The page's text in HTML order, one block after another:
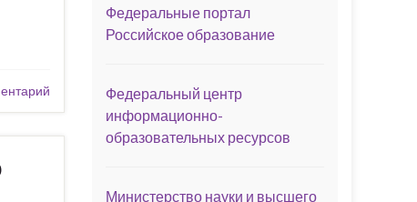
Федеральные портал
Российское образование
Федеральный центр
информационно-
образовательных ресурсов
Министерство науки и высшего